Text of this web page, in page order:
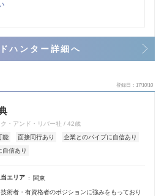
ハンター詳細へ
登録日 17/10/10
・アンド・リバー社
42歳
能
面接同行あり
企業とのパイプに自信あり
自信あり
エリア 関東
術者・有資格者のポジションに強みをもっており